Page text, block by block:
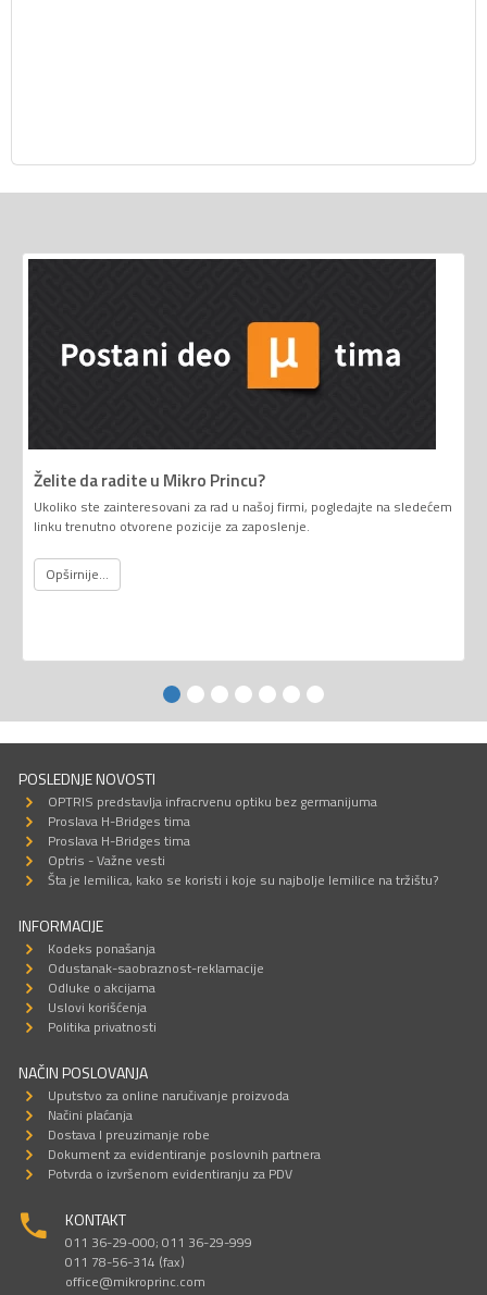
Želite da radite u Mikro Princu?
Ukoliko ste zainteresovani za rad u našoj firmi, pogledajte na sledećem
linku trenutno otvorene pozicije za zaposlenje.
Opširnije...
POSLEDNJE NOVOSTI
OPTRIS predstavlja infracrvenu optiku bez germanijuma
Proslava H-Bridges tima
Proslava H-Bridges tima
Optris - Važne vesti
Šta je lemilica, kako se koristi i koje su najbolje lemilice na tržištu?
INFORMACIJE
Kodeks ponašanja
Odustanak-saobraznost-reklamacije
Odluke o akcijama
Uslovi korišćenja
Politika privatnosti
NAČIN POSLOVANJA
Uputstvo za online naručivanje proizvoda
Načini plaćanja
Dostava I preuzimanje robe
Dokument za evidentiranje poslovnih partnera
Potvrda o izvršenom evidentiranju za PDV
KONTAKT
011 36-29-000; 011 36-29-999
011 78-56-314 (fax)
office@mikroprinc.com